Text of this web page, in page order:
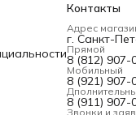
Контакты
Адрес
г. Санкт-
Прямой
8 (812) 907-
Мобильный
8 (921) 907-
8 (911) 907-
Звонки и